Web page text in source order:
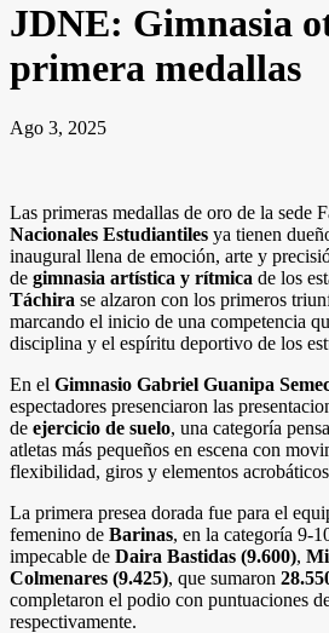
JDNE: Gimnasia
primera medallas
Ago 3, 2025
Las primeras medallas de oro de la sede
Nacionales Estudiantiles ya tienen
inaugural llena de emoción, arte y
de gimnasia artística y rítmica de los
Táchira se alzaron con los primeros
marcando el inicio de una competencia
disciplina y el espíritu deportivo de los
En el Gimnasio Gabriel Guanipa
espectadores presenciaron las
de ejercicio de suelo, una categoría
atletas más pequeños en escena con
flexibilidad, giros y elementos
La primera presea dorada fue para el
femenino de Barinas, en la categoría 9-
impecable de Daira Bastidas (9.600),
Colmenares (9.425), que sumaron
completaron el podio con puntuaciones
respectivamente.